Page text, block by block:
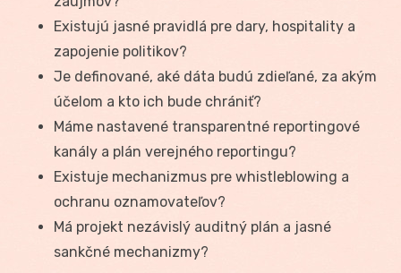
Existujú jasné pravidlá pre dary, hospitality a
zapojenie politikov?
Je definované, aké dáta budú zdieľané, za akým
účelom a kto ich bude chrániť?
Máme nastavené transparentné reportingové
kanály a plán verejného reportingu?
Existuje mechanizmus pre whistleblowing a
ochranu oznamovateľov?
Má projekt nezávislý auditný plán a jasné
sankčné mechanizmy?